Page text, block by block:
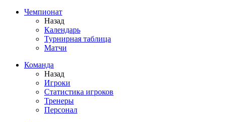
Чемпионат
Назад
Календарь
Турнирная таблица
Матчи
Команда
Назад
Игроки
Статистика игроков
Тренеры
Персонал